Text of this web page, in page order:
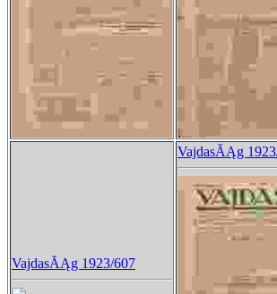
VajdasĂĄg 1923/607
VajdasĂĄg